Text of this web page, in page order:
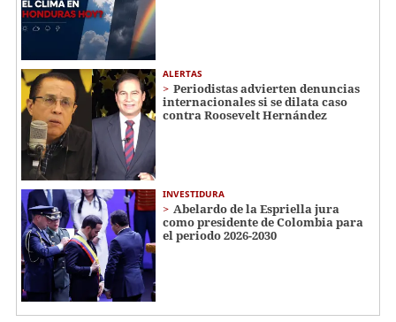
ALERTAS
Periodistas advierten denuncias
internacionales si se dilata caso
contra Roosevelt Hernández
INVESTIDURA
Abelardo de la Espriella jura
como presidente de Colombia para
el periodo 2026-2030